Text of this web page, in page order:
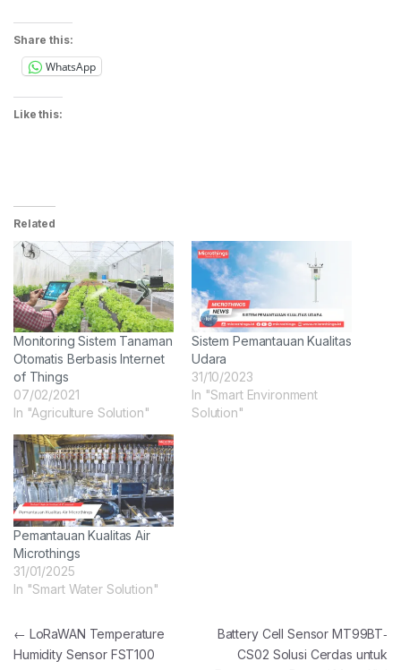
Share this:
WhatsApp
Like this:
Related
Monitoring Sistem Tanaman
Otomatis Berbasis Internet
of Things
07/02/2021
In "Agriculture Solution"
Sistem Pemantauan Kualitas
Udara
31/10/2023
In "Smart Environment
Solution"
Pemantauan Kualitas Air
Microthings
31/01/2025
In "Smart Water Solution"
Post navigation
← LoRaWAN Temperature
Humidity Sensor FST100
Battery Cell Sensor MT99BT‐
CS02 Solusi Cerdas untuk